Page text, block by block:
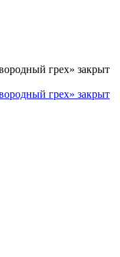
грех» закрыт
грех» закрыт